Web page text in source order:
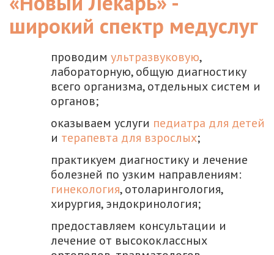
широкий спектр медуслуг
проводим ультразвуковую,
лабораторную, общую диагностику
всего организма, отдельных систем и
органов;
оказываем услуги педиатра для детей
и терапевта для взрослых;
практикуем диагностику и лечение
болезней по узким направлениям:
гинекология, отоларингология,
хирургия, эндокринология;
предоставляем консультации и
лечение от высококлассных